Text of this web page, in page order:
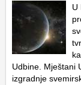
U
Udbine. Mještani
izgradnje